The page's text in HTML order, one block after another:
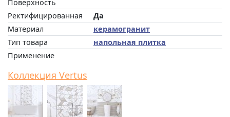
Поверхность
Ректифицированная
Да
Материал
керамогранит
Тип товара
напольная плитка
Применение
Коллекция Vertus